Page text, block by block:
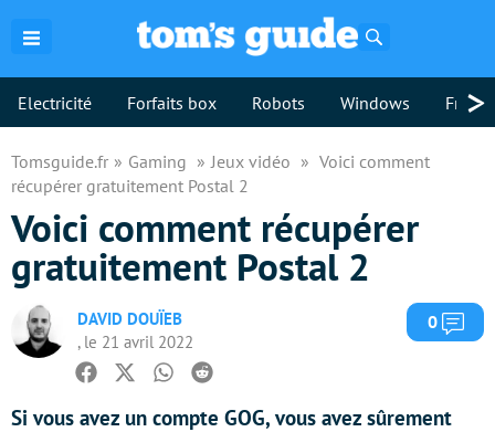
Electricité Forfaits box Robots Windows >
Tomsguide.fr Gaming Jeux vidéo
Voici comment
récupérer gratuitement Postal 2
Voici comment récupérer
gratuitement Postal 2
DAVID DOUÏEB
, le 21 avril 2022
0
Facebook
TwitterWhatsapp
Reddit
Si vous avez un compte GOG, vous avez sûrement